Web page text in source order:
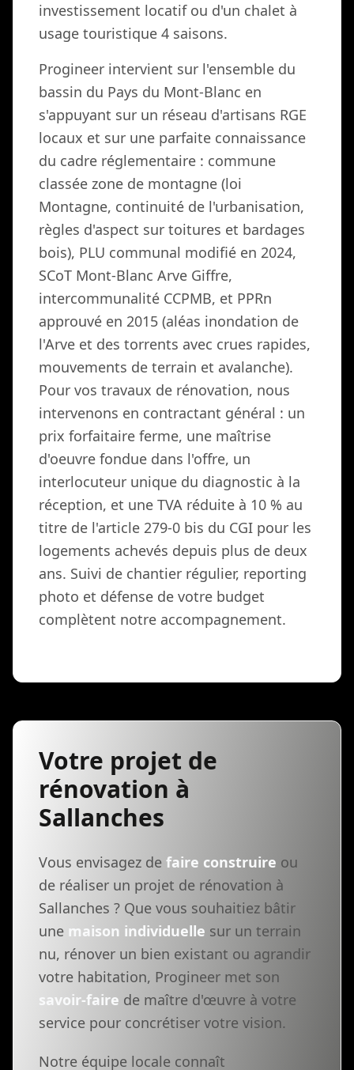
investissement locatif ou d'un chalet à
usage touristique 4 saisons.
Progineer intervient sur l'ensemble du
bassin du Pays du Mont-Blanc en
s'appuyant sur un réseau d'artisans RGE
locaux et sur une parfaite connaissance
du cadre réglementaire : commune
classée zone de montagne (loi
Montagne, continuité de l'urbanisation,
règles d'aspect sur toitures et bardages
bois), PLU communal modifié en 2024,
SCoT Mont-Blanc Arve Giffre,
intercommunalité CCPMB, et PPRn
approuvé en 2015 (aléas inondation de
l'Arve et des torrents avec crues rapides,
mouvements de terrain et avalanche).
Pour vos travaux de rénovation, nous
intervenons en contractant général : un
prix forfaitaire ferme, une maîtrise
d'oeuvre fondue dans l'offre, un
interlocuteur unique du diagnostic à la
réception, et une TVA réduite à 10 % au
titre de l'article 279-0 bis du CGI pour les
logements achevés depuis plus de deux
ans. Suivi de chantier régulier, reporting
photo et défense de votre budget
complètent notre accompagnement.
Votre projet de
rénovation à
Sallanches
Vous envisagez de faire construire ou
de réaliser un projet de rénovation à
Sallanches ? Que vous souhaitiez bâtir
une maison individuelle sur un terrain
nu, rénover un bien existant ou agrandir
votre habitation, Progineer met son
savoir-faire de maître d'œuvre à votre
service pour concrétiser votre vision.
Notre équipe locale connaît